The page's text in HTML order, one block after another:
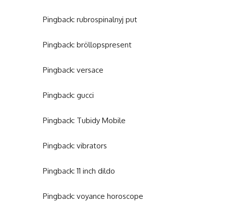
Pingback: rubrospinalnyj put
Pingback: bröllopspresent
Pingback: versace
Pingback: gucci
Pingback: Tubidy Mobile
Pingback: vibrators
Pingback: 11 inch dildo
Pingback: voyance horoscope